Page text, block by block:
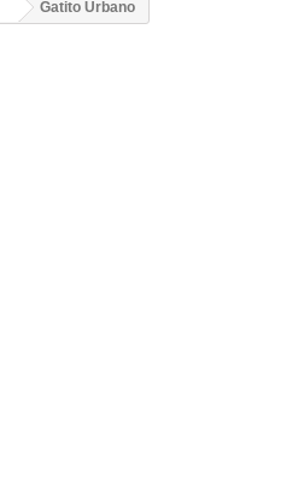
Gatito Urbano